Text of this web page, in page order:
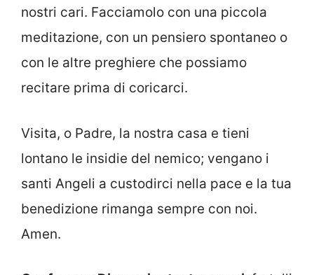
nostri cari. Facciamolo con una piccola
meditazione, con un pensiero spontaneo o
con le altre preghiere che possiamo
recitare prima di coricarci.
Visita, o Padre, la nostra casa e tieni
lontano le insidie del nemico; vengano i
santi Angeli a custodirci nella pace e la tua
benedizione rimanga sempre con noi.
Amen.